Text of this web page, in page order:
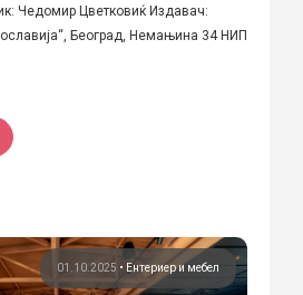
Чедомир Цветковиќ Издавач:
Београд, Немањина 34 НИП
01.10.2025 • Ентериер и мебел